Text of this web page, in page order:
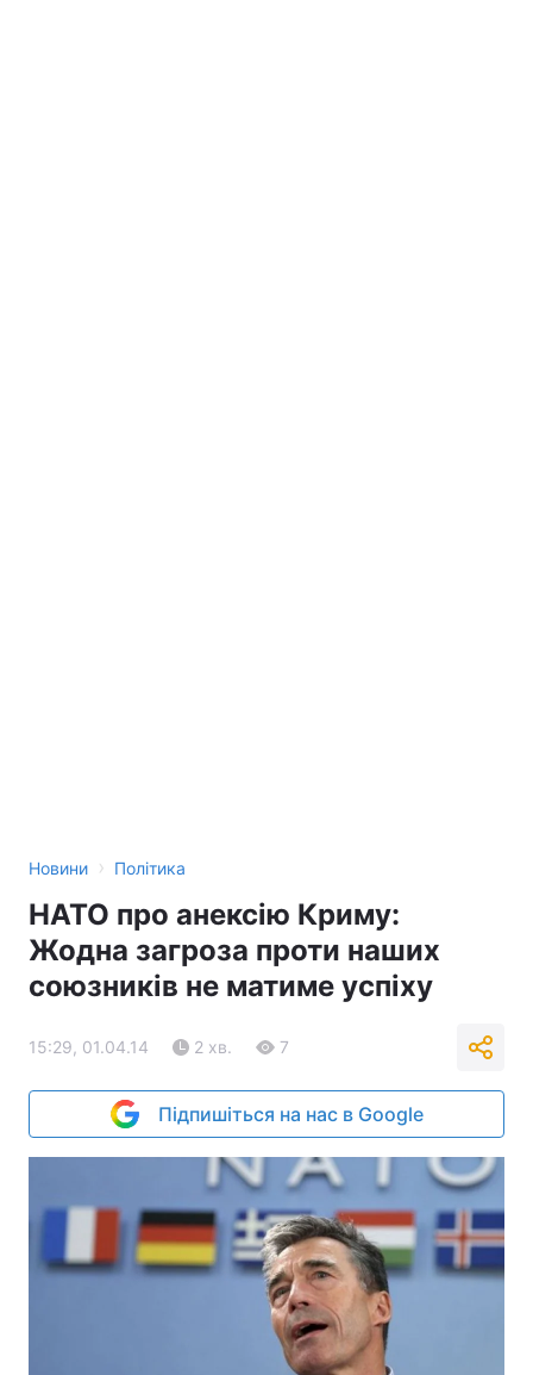
Новини › Політика
НАТО про анексію Криму:
Жодна загроза проти наших
союзників не матиме успіху
15:29, 01.04.14 2 хв. 7
Підпишіться на нас в Google